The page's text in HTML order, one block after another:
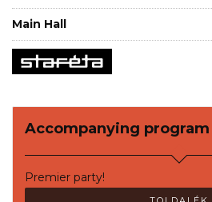
Main Hall
Accompanying program
Premier party!